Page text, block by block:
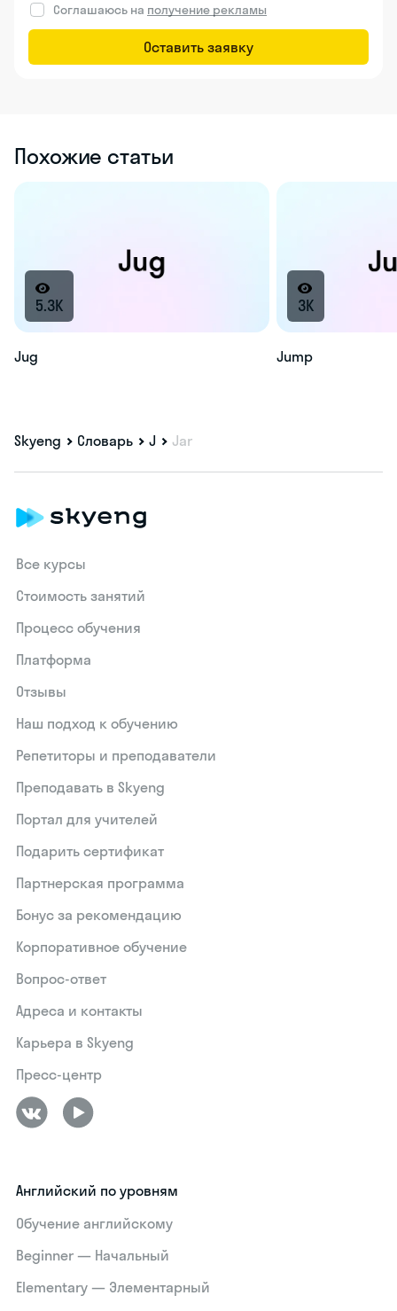
Соглашаюсь на получение рекламы
Оставить заявку
Похожие статьи
5.3K
Jug
3K
Jump
Skyeng Словарь J Jar
Все курсы
Стоимость занятий
Процесс обучения
Платформа
Отзывы
Наш подход к обучению
Репетиторы и преподаватели
Преподавать в Skyeng
Портал для учителей
Подарить сертификат
Партнерская программа
Бонус за рекомендацию
Корпоративное обучение
Вопрос-ответ
Адреса и контакты
Карьера в Skyeng
Пресс-центр
Английский по уровням
Обучение английскому
Beginner — Начальный
Elementary — Элементарный